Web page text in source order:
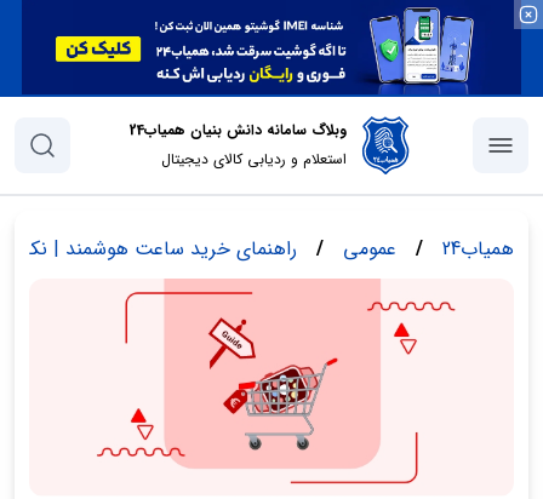
وبلاگ سامانه دانش بنیان همیاب24
استعلام و ردیابی کالای دیجیتال
همیاب24 / عمومی / راهنمای خرید ساعت هوشمند | نکات